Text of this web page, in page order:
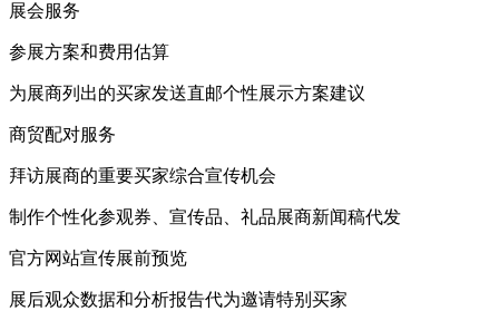
展会服务
参展方案和费用估算
为展商列出的买家发送直邮个性展示方案建议
商贸配对服务
拜访展商的重要买家综合宣传机会
制作个性化参观券、宣传品、礼品展商新闻稿代发
官方网站宣传展前预览
展后观众数据和分析报告代为邀请特别买家